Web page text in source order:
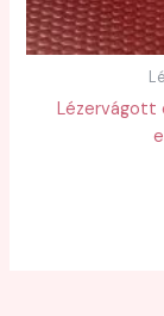
Lézervágott